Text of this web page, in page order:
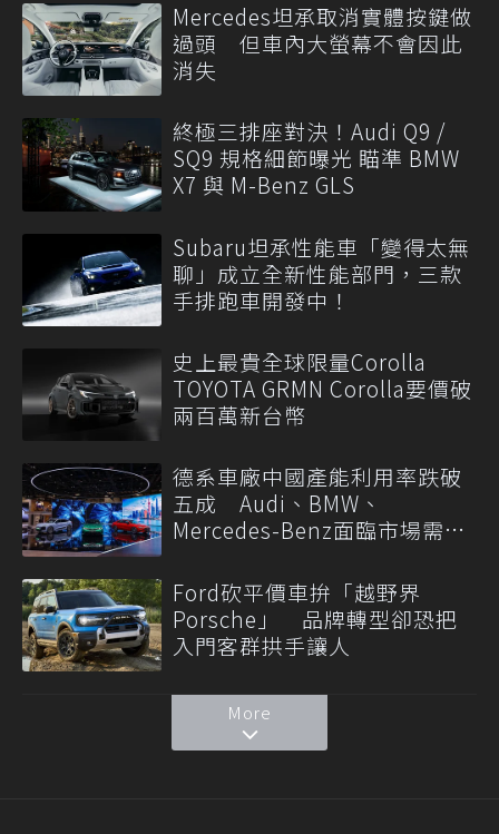
Mercedes坦承取消實體按鍵做
過頭 但車內大螢幕不會因此
消失
終極三排座對決！Audi Q9 /
SQ9 規格細節曝光 瞄準 BMW
X7 與 M-Benz GLS
Subaru坦承性能車「變得太無
聊」成立全新性能部門，三款
手排跑車開發中！
史上最貴全球限量Corolla
TOYOTA GRMN Corolla要價破
兩百萬新台幣
德系車廠中國產能利用率跌破
五成 Audi、BMW、
Mercedes-Benz面臨市場需求
Ford砍平價車拚「越野界
Porsche」 品牌轉型卻恐把
入門客群拱手讓人
More